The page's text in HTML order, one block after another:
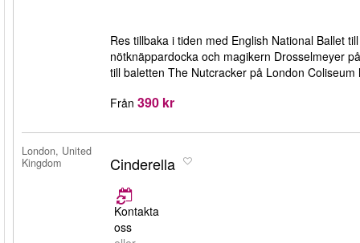
Res tillbaka i tiden med English National Ballet
nötknäppardocka och magikern Drosselmeyer
till baletten The Nutcracker på London Coliseum
Från 390 kr
London, United
Kingdom
Cinderella
Kontakta
oss